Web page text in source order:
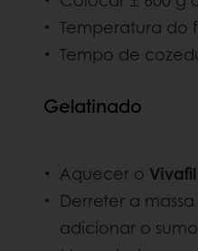
Temperatura do
Tempo de
Gelatinado
Aquecer o
Derreter a
adicionar o